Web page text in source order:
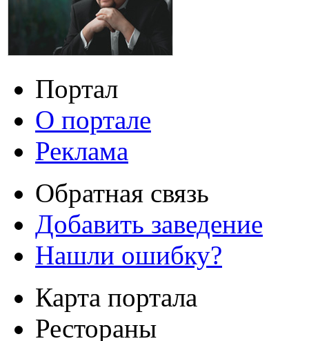
Портал
О портале
Реклама
Обратная связь
Добавить заведение
Нашли ошибку?
Карта портала
Рестораны